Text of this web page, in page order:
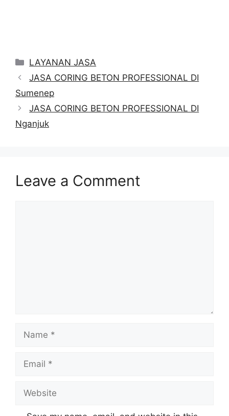
Categories
LAYANAN JASA
JASA CORING BETON PROFESSIONAL DI
Sumenep
JASA CORING BETON PROFESSIONAL DI
Nganjuk
Leave a Comment
Name
Email
Website